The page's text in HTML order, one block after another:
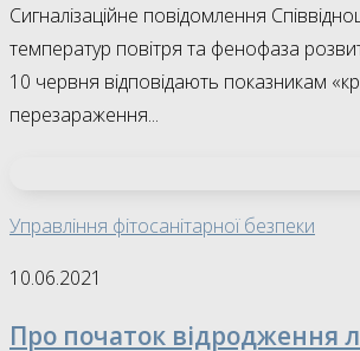
Сигналізаційне повідомлення
температур повітря та фенофаза
10 червня відповідають показникам
перезараження...
Управління фітосанітарної безпеки
10.06.2021
Про початок відродження